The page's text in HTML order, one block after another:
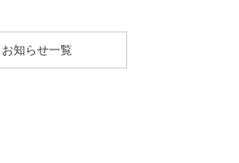
お知らせ一覧